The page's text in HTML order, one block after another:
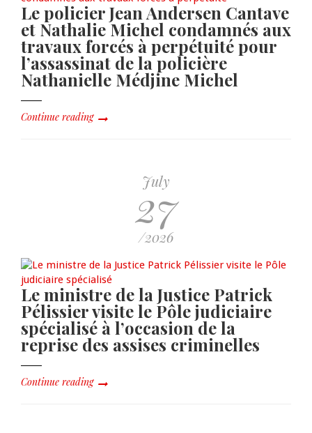
Le policier Jean Andersen Cantave
et Nathalie Michel condamnés aux
travaux forcés à perpétuité pour
l’assassinat de la policière
Nathanielle Médjine Michel
Continue reading
July
27
/2026
Le ministre de la Justice Patrick
Pélissier visite le Pôle judiciaire
spécialisé à l’occasion de la
reprise des assises criminelles
Continue reading